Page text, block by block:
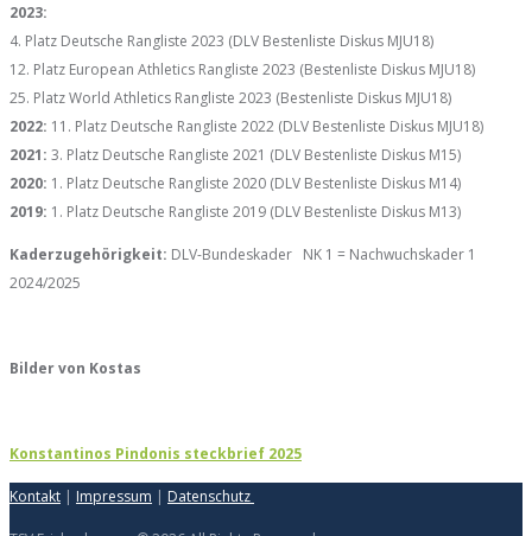
2023:
4. Platz Deutsche Rangliste 2023 (DLV Bestenliste Diskus MJU18)
12. Platz European Athletics Rangliste 2023 (Bestenliste Diskus MJU18)
25. Platz World Athletics Rangliste 2023 (Bestenliste Diskus MJU18)
2022: 11. Platz Deutsche Rangliste 2022 (DLV Bestenliste Diskus MJU18)
2021: 3. Platz Deutsche Rangliste 2021 (DLV Bestenliste Diskus M15)
2020: 1. Platz Deutsche Rangliste 2020 (DLV Bestenliste Diskus M14)
2019: 1. Platz Deutsche Rangliste 2019 (DLV Bestenliste Diskus M13)
Kaderzugehörigkeit: DLV-Bundeskader NK 1 = Nachwuchskader 1
2024/2025
Bilder von Kostas
Konstantinos Pindonis steckbrief 2025
Kontakt | Impressum | Datenschutz